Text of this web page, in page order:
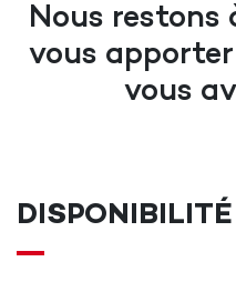
Nous restons
vous apporter
vous